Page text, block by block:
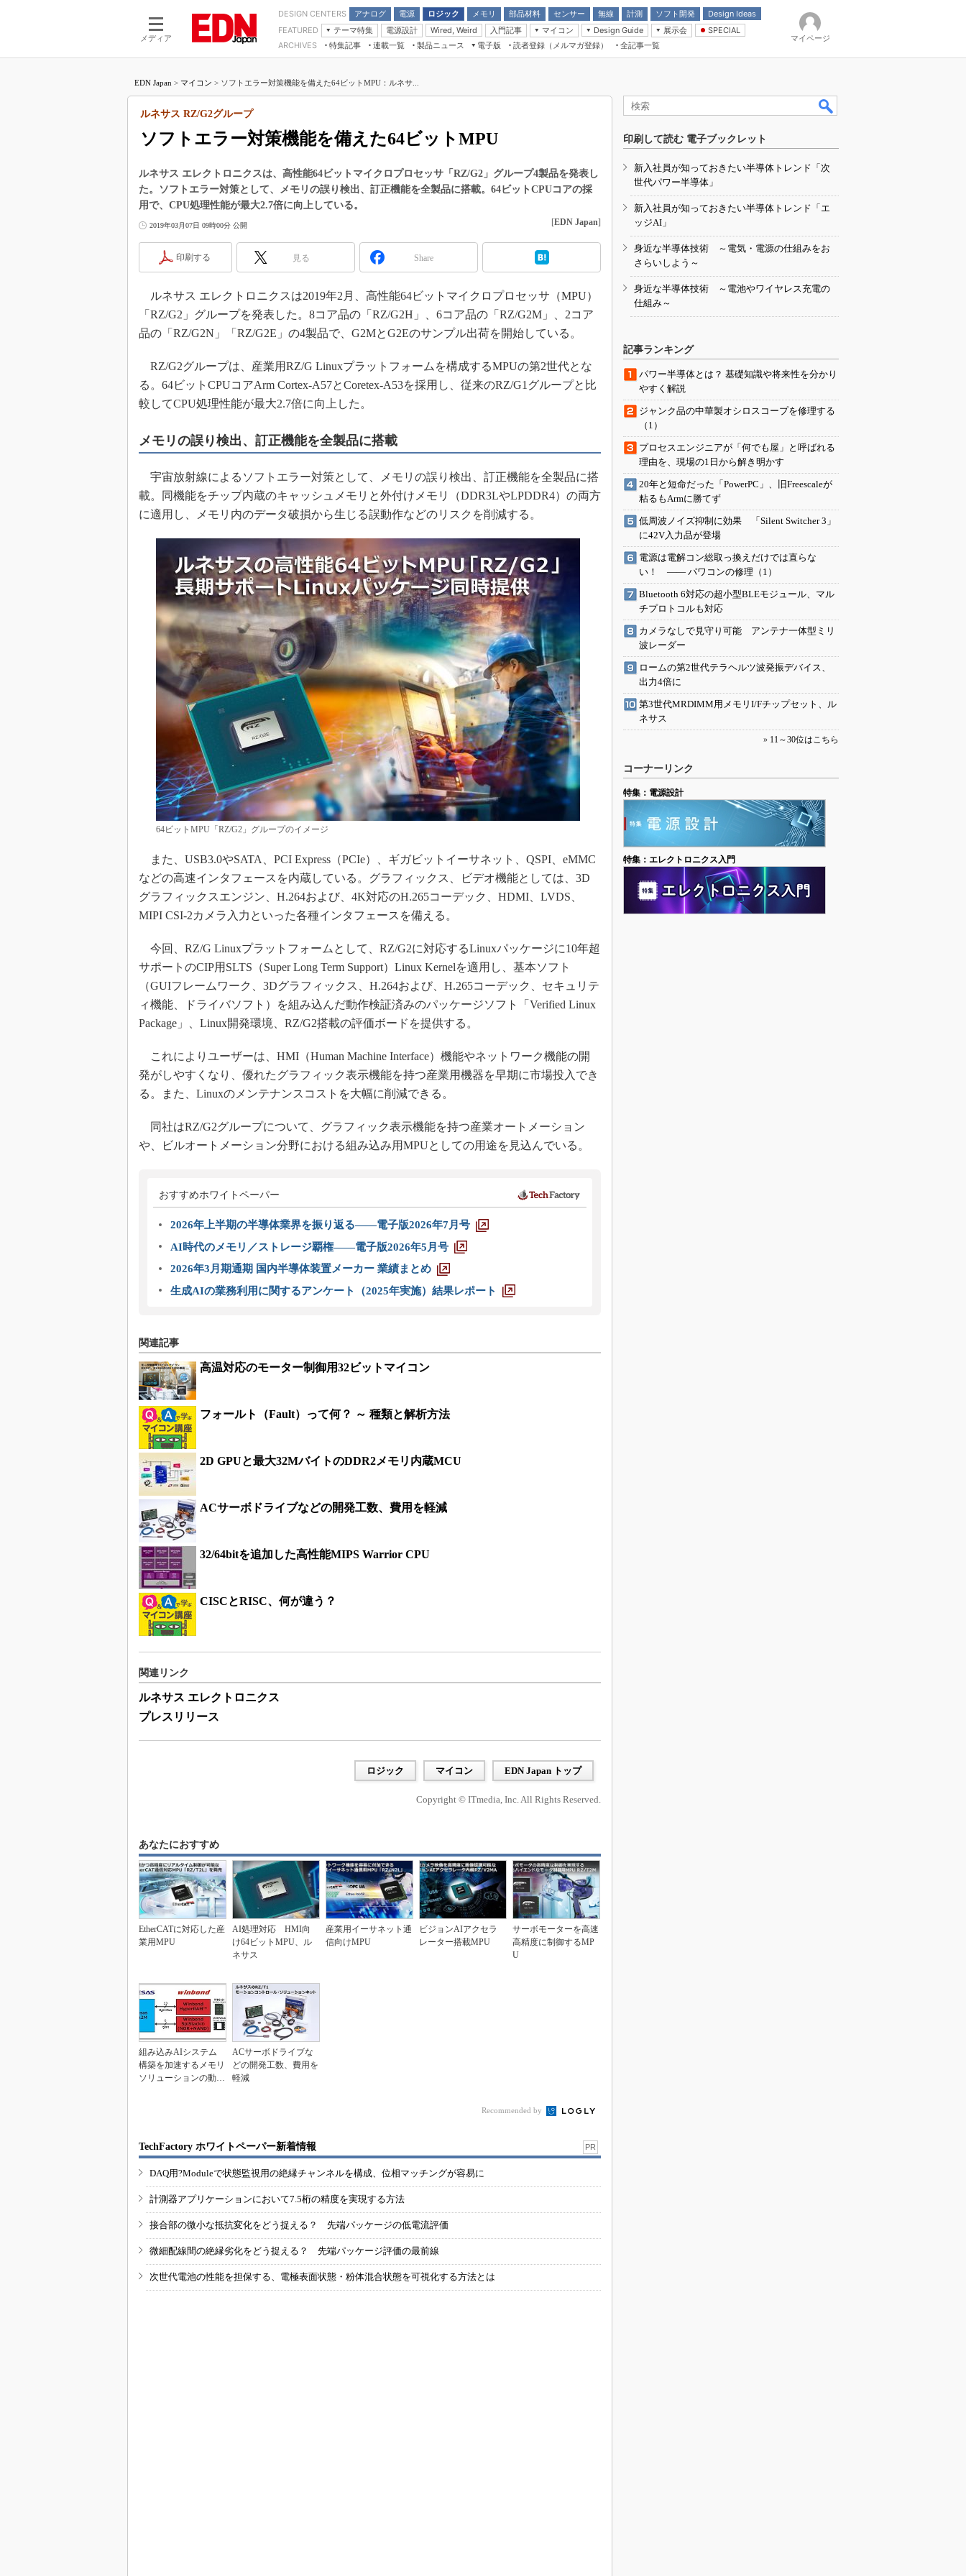
メディア
DESIGN CENTERS アナログ
電源
モーター
ロジック
LSI
メモリ
部品材料
受動部品
センサー 無線 計測 ソフト開発
Design Ideas
アナログ機能回路
計測とテスト
FEATURED
テーマ特集
つながるクルマ
エレクトロニクス入門
医療エレ（EE Times Japan）
製品解剖（EE Times Japan）
電源設計 Wired, Weird
入門記事
モーター入門
マイコン
マイコン講座
Design Guide
計測機器
展示会
CEATEC
組込み/エッジコンピューティング展
SPECIAL
Microchip情報
ARCHIVES 特集記事
連載一覧
マイクロプロセッサ懐古録
中堅技術者に贈る電子部品“徹底”活
用講座
たった2つの式で始めるDC/DCコン
DC-DCコンバーター活用講座
Wired, Weird
高速シリアル伝送技術講座
ズ編
めざせ高効率！ モーター駆動入門講
Bluetooth mesh入門
最新記事一覧
USB Type-Cの登場で評価試験はど
IoT時代の無線規格を知る【Thread
編】
IoT時代の無線規格を知る【Z-Wave
製品ニュース
電子版
電子ブックレット
読者登録（メルマガ登録） 全記事一覧
マイページ
EDN Japan > マイコン > ソフトエラー対策機能を備えた64ビットMPU：ルネサ...
ソフトエラー対策機能を備えた64ビットMPU
ルネサス RZ/G2グループ
ルネサス エレクトロニクスは、高性能64ビットマイクロプロセッサ「RZ/G2」グループ4製品を発表し
た。ソフトエラー対策として、メモリの誤り検出、訂正機能を全製品に搭載。64ビットCPUコアの採
用で、CPU処理性能が最大2.7倍に向上している。
2019年03月07日 09時00分 公開 [EDN Japan]
印刷する 見る Share
ルネサス エレクトロニクスは2019年2月、高性能64ビットマイクロプロセッサ（MPU）
「RZ/G2」グループを発表した。8コア品の「RZ/G2H」、6コア品の「RZ/G2M」、2コア
品の「RZ/G2N」「RZ/G2E」の4製品で、G2MとG2Eのサンプル出荷を開始している。
RZ/G2グループは、産業用RZ/G Linuxプラットフォームを構成するMPUの第2世代とな
る。64ビットCPUコアArm Cortex-A57とCoretex-A53を採用し、従来のRZ/G1グループと比
較してCPU処理性能が最大2.7倍に向上した。
メモリの誤り検出、訂正機能を全製品に搭載
宇宙放射線によるソフトエラー対策として、メモリの誤り検出、訂正機能を全製品に搭
載。同機能をチップ内蔵のキャッシュメモリと外付けメモリ（DDR3LやLPDDR4）の両方
に適用し、メモリ内のデータ破損から生じる誤動作などのリスクを削減する。
64ビットMPU「RZ/G2」グループのイメージ
また、USB3.0やSATA、PCI Express（PCIe）、ギガビットイーサネット、QSPI、eMMC
などの高速インタフェースを内蔵している。グラフィックス、ビデオ機能としては、3D
グラフィックスエンジン、H.264および、4K対応のH.265コーデック、HDMI、LVDS、
MIPI CSI-2カメラ入力といった各種インタフェースを備える。
今回、RZ/G Linuxプラットフォームとして、RZ/G2に対応するLinuxパッケージに10年超
サポートのCIP用SLTS（Super Long Term Support）Linux Kernelを適用し、基本ソフト
（GUIフレームワーク、3Dグラフィックス、H.264および、H.265コーデック、セキュリテ
ィ機能、ドライバソフト）を組み込んだ動作検証済みのパッケージソフト「Verified Linux
Package」、Linux開発環境、RZ/G2搭載の評価ボードを提供する。
これによりユーザーは、HMI（Human Machine Interface）機能やネットワーク機能の開
発がしやすくなり、優れたグラフィック表示機能を持つ産業用機器を早期に市場投入でき
る。また、Linuxのメンテナンスコストを大幅に削減できる。
同社はRZ/G2グループについて、グラフィック表示機能を持つ産業オートメーション
や、ビルオートメーション分野における組み込み用MPUとしての用途を見込んでいる。
おすすめホワイトペーパー
2026年上半期の半導体業界を振り返る――電子版2026年7月号
AI時代のメモリ／ストレージ覇権――電子版2026年5月号
2026年3月期通期 国内半導体装置メーカー 業績まとめ
生成AIの業務利用に関するアンケート（2025年実施）結果レポート
関連記事
高温対応のモーター制御用32ビットマイコン
フォールト（Fault）って何？ ～ 種類と解析方法
2D GPUと最大32MバイトのDDR2メモリ内蔵MCU
ACサーボドライブなどの開発工数、費用を軽減
32/64bitを追加した高性能MIPS Warrior CPU
CISCとRISC、何が違う？
関連リンク
ルネサス エレクトロニクス
プレスリリース
ロジック マイコン EDN Japan トップ
Copyright © ITmedia, Inc. All Rights Reserved.
あなたにおすすめ
EtherCATに対応した産
業用MPU
AI処理対応 HMI向
け64ビットMPU、ル
ネサス
産業用イーサネット通
信向けMPU
ビジョンAIアクセラ
レーター搭載MPU
サーボモーターを高速
高精度に制御するMP
U
組み込みAIシステム
構築を加速するメモリ
ソリューションの動作
ACサーボドライブな
どの開発工数、費用を
軽減
Recommended by
TechFactory ホワイトペーパー新着情報 PR
DAQ用?Moduleで状態監視用の絶縁チャンネルを構成、位相マッチングが容易に
計測器アプリケーションにおいて7.5桁の精度を実現する方法
接合部の微小な抵抗変化をどう捉える？ 先端パッケージの低電流評価
微細配線間の絶縁劣化をどう捉える？ 先端パッケージ評価の最前線
次世代電池の性能を担保する、電極表面状態・粉体混合状態を可視化する方法とは
印刷して読む 電子ブックレット
新入社員が知っておきたい半導体トレンド「次
世代パワー半導体」
新入社員が知っておきたい半導体トレンド「エ
ッジAI」
身近な半導体技術 ～電気・電源の仕組みをお
さらいしよう～
身近な半導体技術 ～電池やワイヤレス充電の
仕組み～
記事ランキング
パワー半導体とは？ 基礎知識や将来性を分かり
やすく解説
ジャンク品の中華製オシロスコープを修理する
（1）
プロセスエンジニアが「何でも屋」と呼ばれる
理由を、現場の1日から解き明かす
20年と短命だった「PowerPC」、旧Freescaleが
粘るもArmに勝てず
低周波ノイズ抑制に効果 「Silent Switcher 3」
に42V入力品が登場
電源は電解コン総取っ換えだけでは直らな
い！ ―― パワコンの修理（1）
Bluetooth 6対応の超小型BLEモジュール、マル
チプロトコルも対応
カメラなしで見守り可能 アンテナ一体型ミリ
波レーダー
ロームの第2世代テラヘルツ波発振デバイス、
出力4倍に
第3世代MRDIMM用メモリI/Fチップセット、ル
ネサス
» 11～30位はこちら
コーナーリンク
特集：電源設計
特集：エレクトロニクス入門